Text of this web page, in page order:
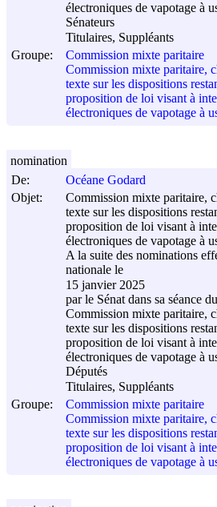
électroniques de vapotage à
Sénateurs
Titulaires, Suppléants
Groupe:
Commission mixte paritaire
Commission mixte paritaire,
texte sur les dispositions
proposition de loi visant à
électroniques de vapotage à
De:
Océane Godard
Objet:
Commission mixte paritaire,
texte sur les dispositions
proposition de loi visant à
électroniques de vapotage à
A la suite des nominations
nationale le
15 janvier 2025
par le Sénat dans sa séance
Commission mixte paritaire,
texte sur les dispositions
proposition de loi visant à
électroniques de vapotage à
Députés
Titulaires, Suppléants
Groupe:
Commission mixte paritaire
Commission mixte paritaire,
texte sur les dispositions
proposition de loi visant à
électroniques de vapotage à
nomination